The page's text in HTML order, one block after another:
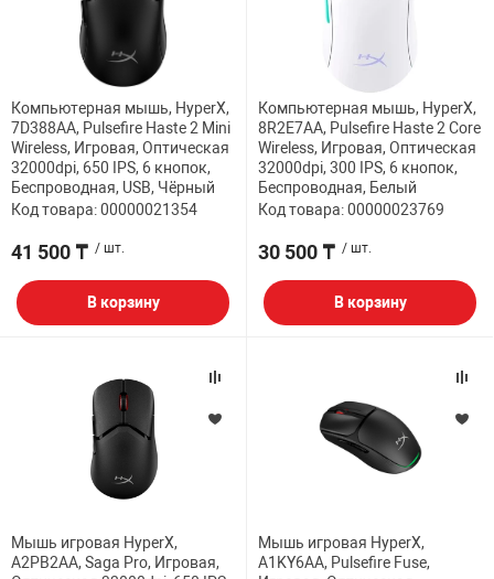
СИСТЕМЫ
КОРПУСА
БЛОКИ
CD ПРИВОДЫ
ЗВУКОВЫЕ
ФИЛЬТР
ВЕБ КАМЕРЫ
КОВРИКИ
ФЛЕШ КАРТЫ
ТВ ТЮНЕРЫ И
КАБЕЛИ
USB
32" дюймов
38.5" дюймов
Кронштейны
Проекторов
И РАСХОДНИКИ ДЕНЕЖНЫЕ
КАРТРИДЖИ И
ТЕРМОПАСТЫ
БАТАРЕЙКИ И
АНТЕННЫ И
СЕТЕВЫЕ
КОННЕКТОРА
PoE
ТЕХНИКА
РАЗВЕТВИТЕЛИ
EXTENDER
ОБОРУДОВАНИЕ
ПОЛКА ДЛЯ
ПОЛКА
Компьютерная мышь, HyperX,
7D388AA, Pulsefire Haste 2 Mini
Wireless, Игровая, Оптическая
32000dpi, 650 IPS, 6 кнопок,
Беспроводная, USB, Чёрный
Код товара: 00000021354
41 500 ₸ / шт.
В корзину
Компьютерная мышь, HyperX,
8R2E7AA, Pulsefire Haste 2 Core
Wireless, Игровая, Оптическая
32000dpi, 300 IPS, 6 кнопок,
Беспроводная, Белый
Код товара: 00000023769
30 500 ₸ / шт.
В корзину
Мышь игровая HyperX,
A2PB2AA, Saga Pro, Игровая,
Мышь игровая HyperX,
A1KY6AA, Pulsefire Fuse,